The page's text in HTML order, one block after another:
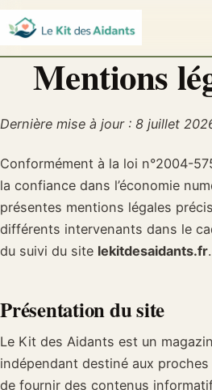
PLUS
SOUTIEN & ACCOMPAGNEMENT
PROTECTION JURIDIQUE
RechercherMentions
Dernière mise à jour : 8 juillet
Conformément à la loi n°2004-
la confiance dans l’économie
présentes mentions légales
différents intervenants dans le
du suivi du site lekitdesaidants.fr.
Présentation du site
Le Kit des Aidants est un
indépendant destiné aux
de fournir des contenus